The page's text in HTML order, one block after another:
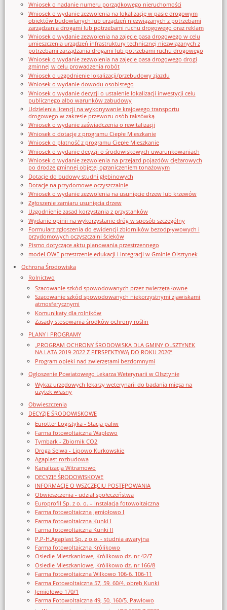
Wniosek o nadanie numeru porządkowego nieruchomości
Wniosek o wydanie zezwolenia na lokalizację w pasie drogowym
obiektów budowlanych lub urządzeń niezwiązanych z potrzebami
zarządzania drogami lub potrzebami ruchu drogowego oraz reklam
Wniosek o wydanie zezwolenia na zajęcie pasa drogowego w celu
umieszczenia urządzeń infrastruktury technicznej niezwiązanych z
potrzebami zarządzania drogami lub potrzebami ruchu drogowego
Wniosek o wydanie zezwolenia na zajęcie pasa drogowego drogi
gminnej w celu prowadzenia robót
Wniosek o uzgodnienie lokalizacji/przebudowy zjazdu
Wniosek o wydanie dowodu osobistego
Wniosek o wydanie decyzji o ustalenie lokalizacji inwestycji celu
publicznego albo warunków zabudowy
Udzielenia licencji na wykonywanie krajowego transportu
drogowego w zakresie przewozu osób taksówką
Wniosek o wydanie zaświadczenia o rewitalizacji
Wniosek o dotację z programu Ciepłe Mieszkanie
Wniosek o płatność z programu Ciepłe Mieszkanie
Wniosek o wydanie decyzji o środowiskowych uwarunkowaniach
Wniosek o wydanie zezwolenia na przejazd pojazdów ciężarowych
po drodze gminnej objętej ograniczeniem tonażowym
Dotacje do budowy studni głębinowych
Dotacje na przydomowe oczyszczalnie
Wniosek o wydanie zezwolenia na usunięcie drzew lub krzewów
Zgłoszenie zamiaru usunięcia drzew
Uzgodnienie zasad korzystania z przystanków
Wydanie opinii na wykorzystanie dróg w sposób szczególny
Formularz zgłoszenia do ewidencji zbiorników bezodpływowych i
przydomowych oczyszczalni ścieków
Pismo dotyczące aktu planowania przestrzennego
modeLOWE przestrzenie edukacji i integracji w Gminie Olsztynek
Ochrona Środowiska
Rolnictwo
Szacowanie szkód spowodowanych przez zwierzęta łowne
Szacowanie szkód spowodowanych niekorzystnymi zjawiskami
atmosferycznymi
Komunikaty dla rolników
Zasady stosowania środków ochrony roślin
PLANY I PROGRAMY
„PROGRAM OCHRONY ŚRODOWISKA DLA GMINY OLSZTYNEK
NA LATA 2019-2022 Z PERSPEKTYWĄ DO ROKU 2026”
Program opieki nad zwierzętami bezdomnymi
Ogloszenie Powiatowego Lekarza Weterynarii w Olsztynie
Wykaz urzędowych lekarzy weterynarii do badania mięsa na
użytek własny
Obwieszczenia
DECYZJE ŚRODOWISKOWE
Eurotter Logistyka - Stacja paliw
Farma fotowoltaiczna Waplewo
Tymbark - Zbiornik CO2
Droga Selwa - Lipowo Kurkowskie
Agaplast rozbudowa
Kanalizacja Witramowo
DECYZJE ŚRODOWISKOWE
INFORMACJE O WSZCZĘCIU POSTĘPOWANIA
Obwieszczenia - udział społeczeństwa
Europrofil Sp. z o. o. – instalacja fotowoltaiczna
Farma fotowoltaiczna Jemiołowo I
Farma fotowoltaiczna Kunki I
Farma fotowoltaiczna Kunki II
P.P-H.Agaplast Sp. z o.o. - studnia awaryjna
Farma fotowoltaiczna Królikowo
Osiedle Mieszkaniowe, Królikowo dz. nr 42/7
Osiedle Mieszkaniowe, Królikowo dz. nr 166/8
Farma fotowoltaiczna Wilkowo 106-6, 106-11
Farma Fotowoltaiczna 57, 59, 60/4, obręb Kunki
Jemiołowo 170/1
Farma Fotowoltaiczna 49, 50, 160/5, Pawłowo